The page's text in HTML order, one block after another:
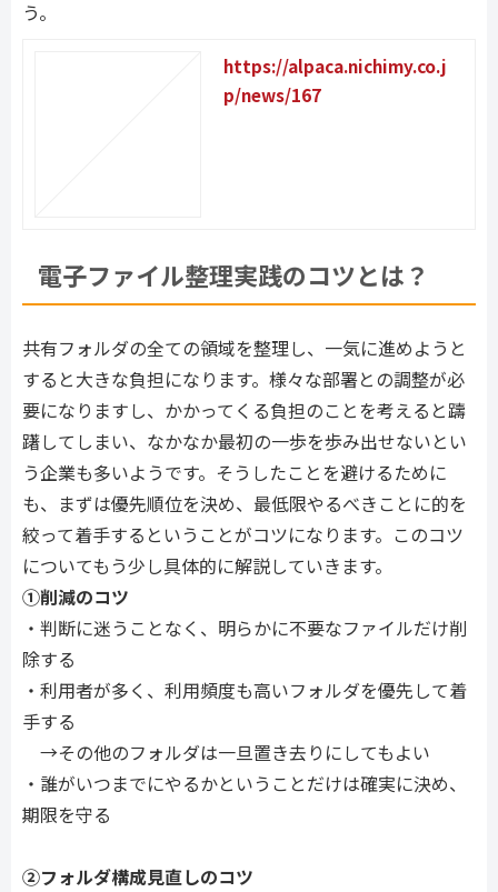
う。
https://alpaca.nichimy.co.j
p/news/167
電子ファイル整理実践のコツとは？
共有フォルダの全ての領域を整理し、一気に進めようと
すると大きな負担になります。様々な部署との調整が必
要になりますし、かかってくる負担のことを考えると躊
躇してしまい、なかなか最初の一歩を歩み出せないとい
う企業も多いようです。そうしたことを避けるために
も、まずは優先順位を決め、最低限やるべきことに的を
絞って着手するということがコツになります。このコツ
についてもう少し具体的に解説していきます。
①削減のコツ
・判断に迷うことなく、明らかに不要なファイルだけ削
除する
・利用者が多く、利用頻度も高いフォルダを優先して着
手する
→その他のフォルダは一旦置き去りにしてもよい
・誰がいつまでにやるかということだけは確実に決め、
期限を守る
②フォルダ構成見直しのコツ